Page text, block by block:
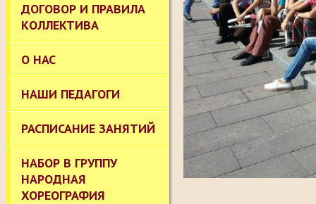
ДОГОВОР И ПРАВИЛА
КОЛЛЕКТИВА
О НАС
НАШИ ПЕДАГОГИ
РАСПИСАНИЕ ЗАНЯТИЙ
НАБОР В ГРУППУ
НАРОДНАЯ
ХОРЕОГРАФИЯ